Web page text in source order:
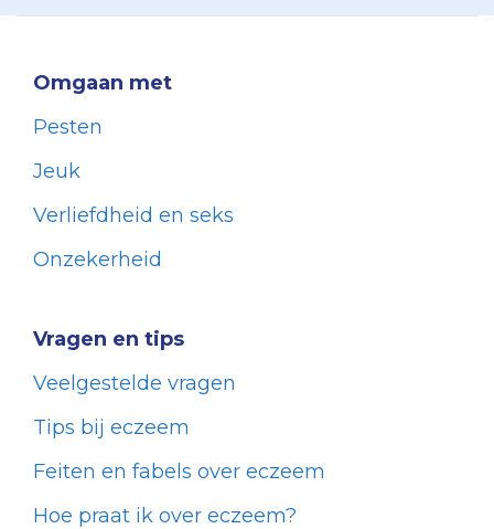
Omgaan met
Pesten
Jeuk
Verliefdheid en seks
Onzekerheid
Vragen en tips
Veelgestelde vragen
Tips bij eczeem
Feiten en fabels over eczeem
Hoe praat ik over eczeem?